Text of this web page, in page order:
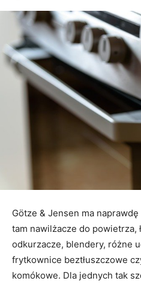
Götze & Jensen ma
tam nawilżacze do powietrza,
odkurzacze, blendery, różne
frytkownice beztłuszczowe
komókowe. Dla jednych tak